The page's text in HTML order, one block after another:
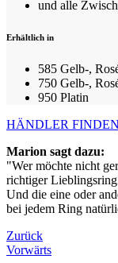
und alle
Erhältlich in
585 Gelb-,
750 Gelb-,
950 Platin
HÄNDLER FINDEN
Marion sagt dazu:
"Wer möchte nicht
richtiger
Und die eine oder
bei jedem Ring
Zurück
Vorwärts